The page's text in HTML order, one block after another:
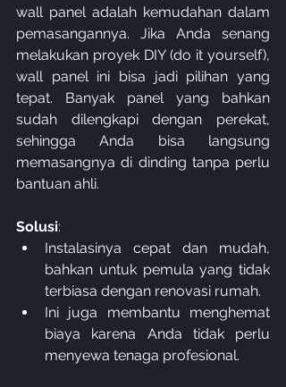
wall panel adalah kemudahan dalam
pemasangannya. Jika Anda senang
melakukan proyek DIY (do it yourself),
wall panel ini bisa jadi pilihan yang
tepat. Banyak panel yang bahkan
sudah dilengkapi dengan perekat,
sehingga Anda bisa langsung
memasangnya di dinding tanpa perlu
bantuan ahli.
Solusi:
Instalasinya cepat dan mudah,
bahkan untuk pemula yang tidak
terbiasa dengan renovasi rumah.
Ini juga membantu menghemat
biaya karena Anda tidak perlu
menyewa tenaga profesional.